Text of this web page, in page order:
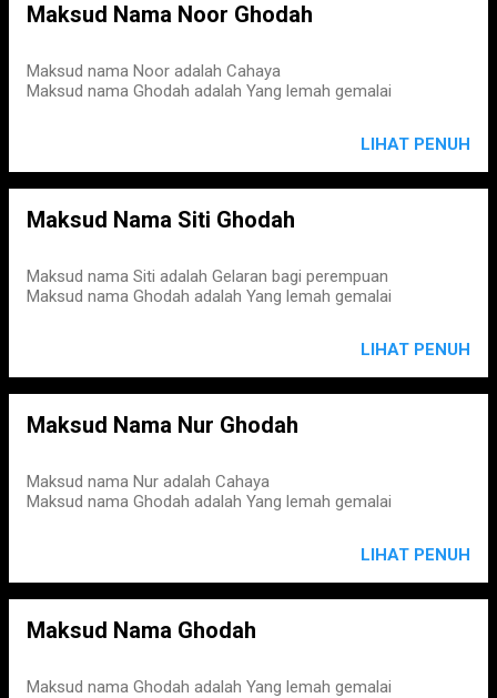
Maksud Nama Noor Ghodah
Maksud nama Noor adalah Cahaya
Maksud nama Ghodah adalah Yang lemah gemalai
LIHAT PENUH
Maksud Nama Siti Ghodah
Maksud nama Siti adalah Gelaran bagi perempuan
Maksud nama Ghodah adalah Yang lemah gemalai
LIHAT PENUH
Maksud Nama Nur Ghodah
Maksud nama Nur adalah Cahaya
Maksud nama Ghodah adalah Yang lemah gemalai
LIHAT PENUH
Maksud Nama Ghodah
Maksud nama Ghodah adalah Yang lemah gemalai